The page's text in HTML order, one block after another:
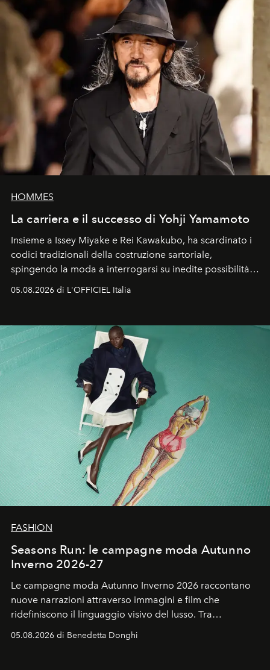
HOMMES
La carriera e il successo di Yohji Yamamoto
Insieme a Issey Miyake e Rei Kawakubo, ha scardinato i
codici tradizionali della costruzione sartoriale,
spingendo la moda a interrogarsi su inedite possibilità
formali e a ridefinire il concetto stesso di silhouette.
un’impronta indelebile nella storia della moda.
05.08.2026 di L'OFFICIEL Italia
FASHION
Seasons Run: le campagne moda Autunno
Inverno 2026-27
Le campagne moda Autunno Inverno 2026 raccontano
nuove narrazioni attraverso immagini e film che
ridefiniscono il linguaggio visivo del lusso. Tra
protagonisti del cinema, volti della cultura
contemporanea e storytelling d'autore, le maison
05.08.2026 di Benedetta Donghi